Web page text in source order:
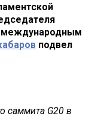
международным
подвел
саммита G20 в